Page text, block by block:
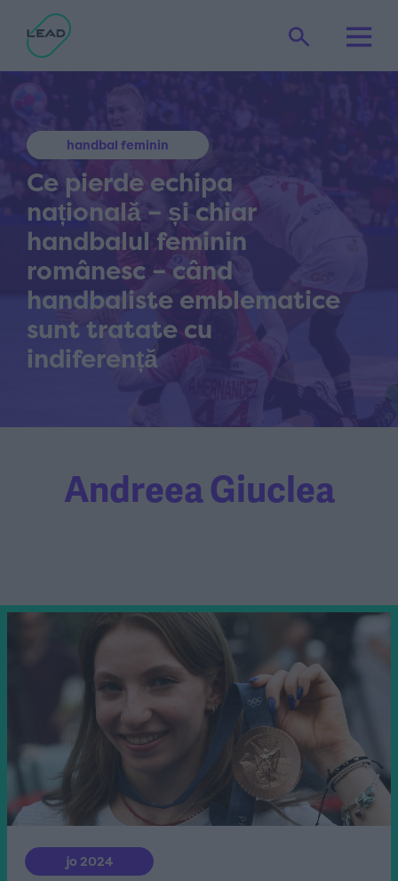
Andreea Giuclea
handbal feminin
Ce pierde echipa
națională – și chiar
handbalul feminin
românesc – când
handbaliste emblematice
sunt tratate cu
indiferență
jo 2024